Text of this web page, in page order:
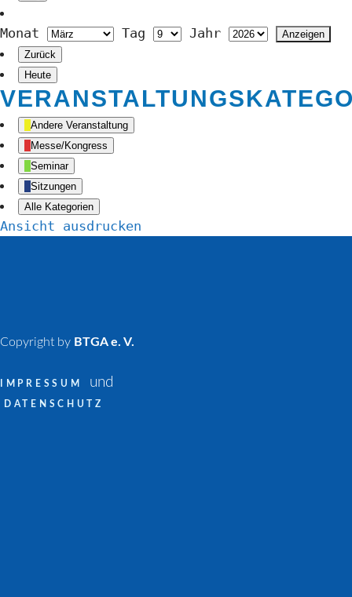
Monat Tag Jahr
Zurück
Heute
Andere Veranstaltung
Messe/Kongress
Seminar
Sitzungen
Alle Kategorien
Ansicht ausdrucken
Copyright by BTGA e. V.
IMPRESSUM und
DATENSCHUTZ